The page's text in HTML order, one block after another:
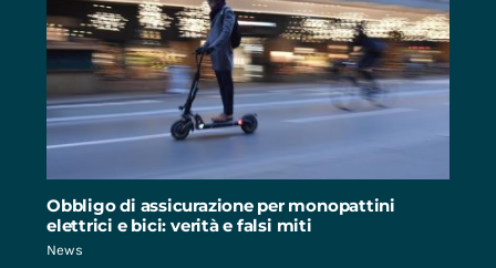
Obbligo di assicurazione per monopattini
elettrici e bici: verità e falsi miti
News